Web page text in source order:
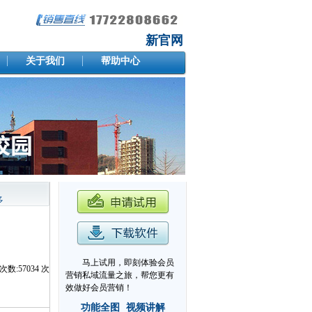
新官网
关于我们 帮助中心
数:57034 次
马上试用，即刻体验会员
营销私域流量之旅，帮您更有
效做好会员营销！
功能全图 视频讲解